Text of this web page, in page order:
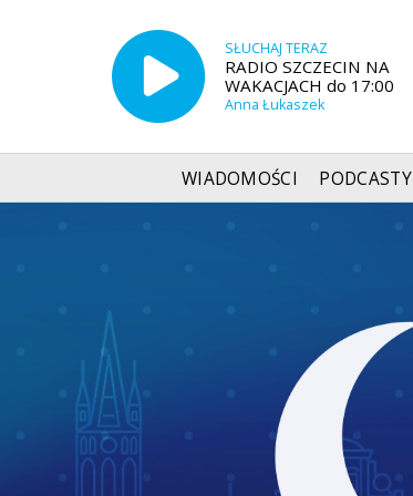
SŁUCHAJ TERAZ
RADIO SZCZECIN NA
WAKACJACH do 17:00
Anna Łukaszek
WIADOMOŚCI PODCASTY